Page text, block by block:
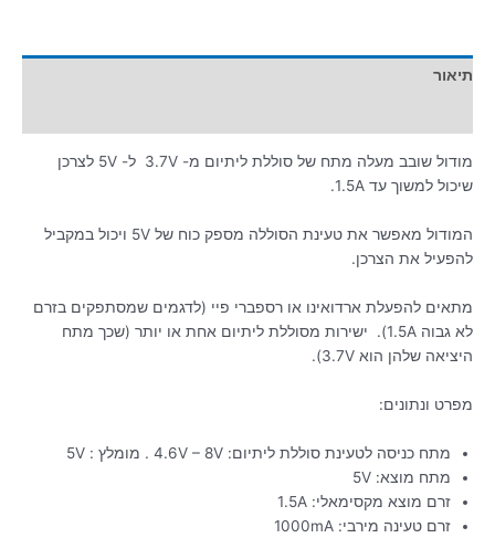
תיאור
מודול שובב מעלה מתח של סוללת ליתיום מ- 3.7V ל- 5V לצרכן
שיכול למשוך עד 1.5A.
המודול מאפשר את טעינת הסוללה מספק כוח של 5V ויכול במקביל
להפעיל את הצרכן.
מתאים להפעלת ארדואינו או רספברי פיי (לדגמים שמסתפקים בזרם
לא גבוה 1.5A). ישירות מסוללת ליתיום אחת או יותר (שכך מתח
היציאה שלהן הוא 3.7V).
מפרט ונתונים:
מתח כניסה לטעינת סוללת ליתיום: 4.6V – 8V . מומלץ : 5V
מתח מוצא: 5V
זרם מוצא מקסימאלי: 1.5A
זרם טעינה מירבי: 1000mA